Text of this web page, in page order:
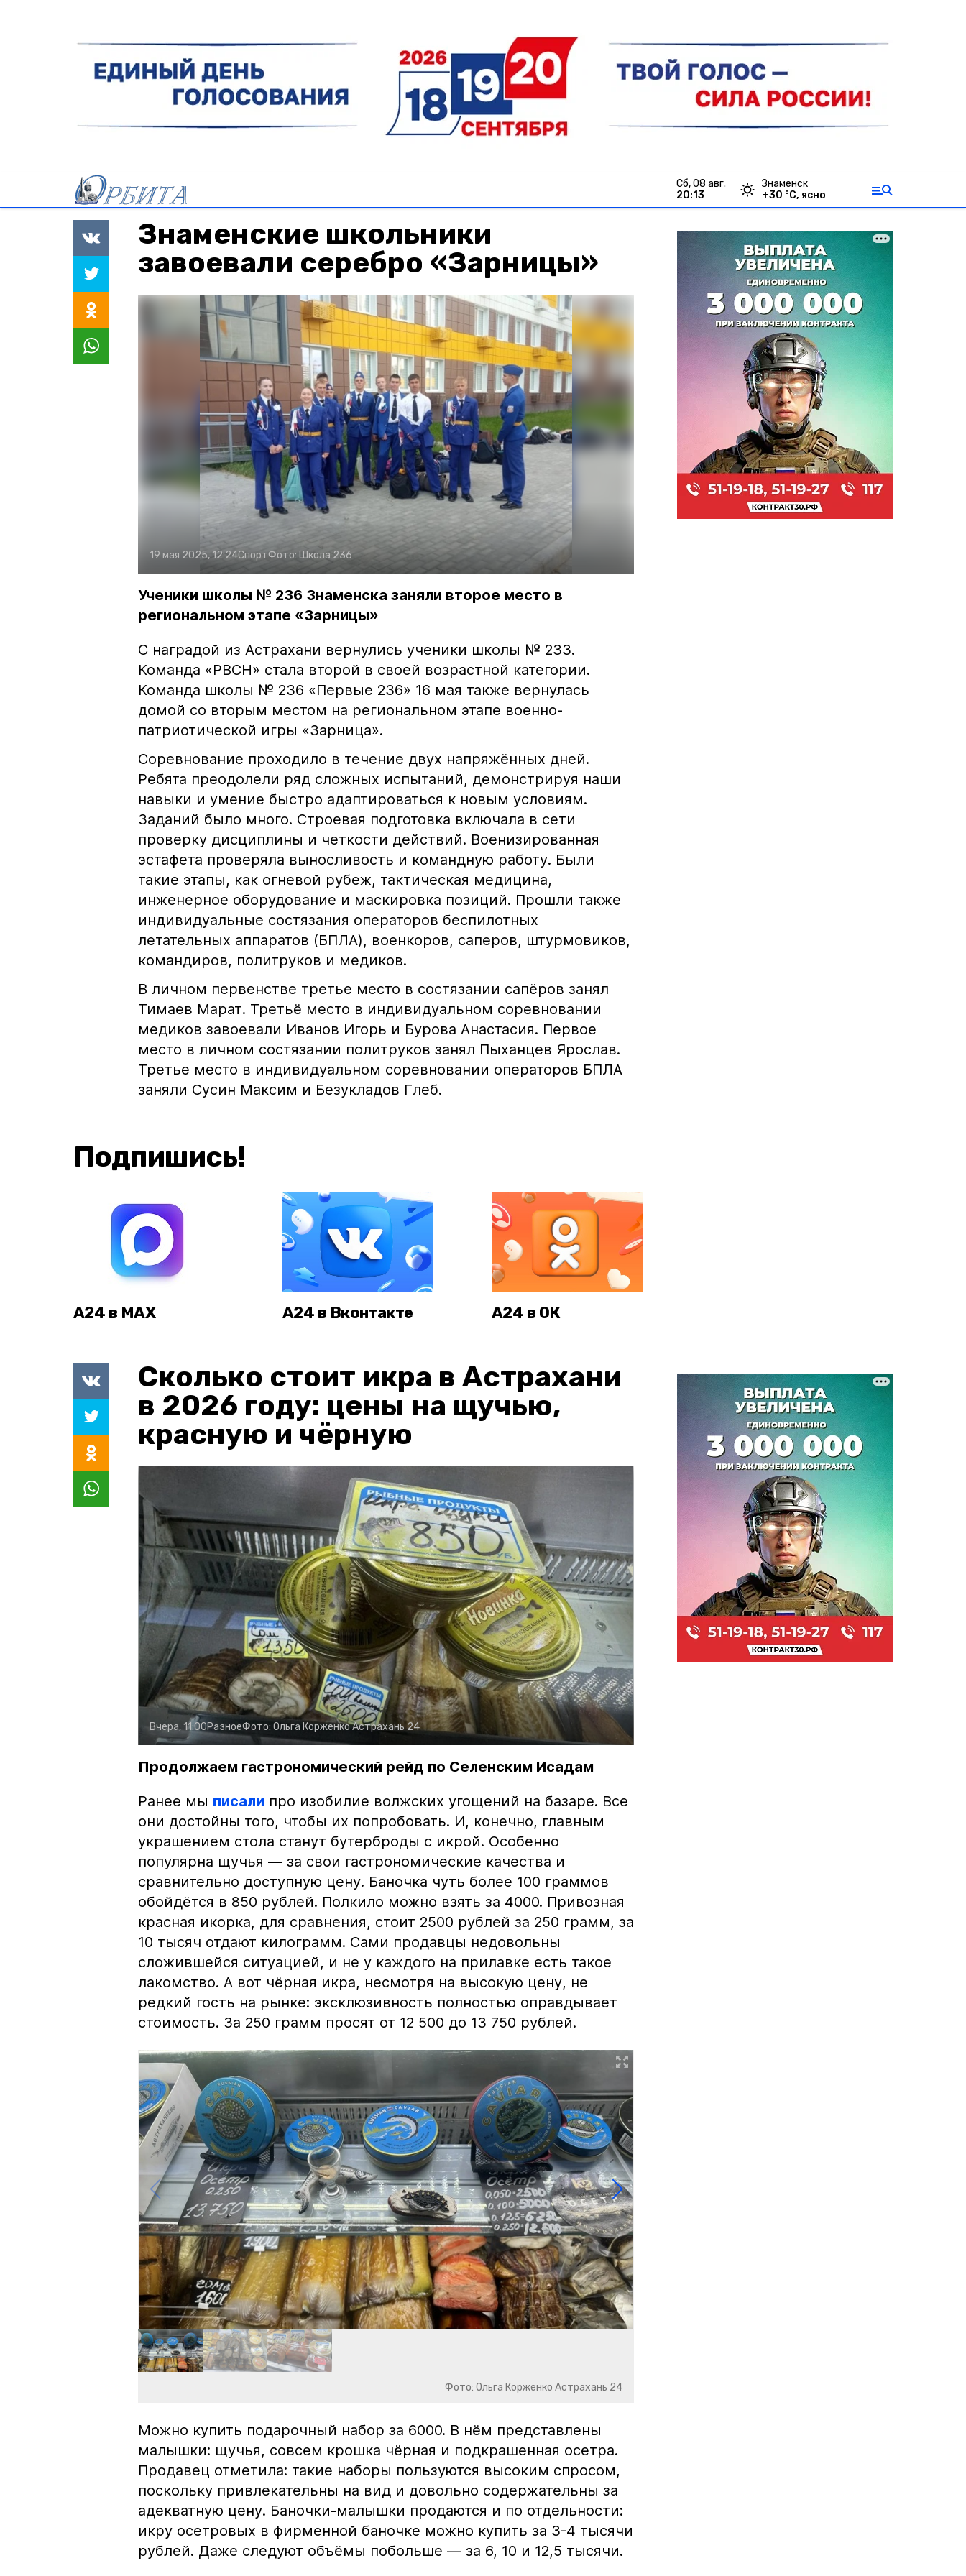
сб, 08 авг.
20:13
Знаменск
+30 °С, ясно
Знаменские школьники
завоевали серебро «Зарницы»
19 мая 2025, 12:24СпортФото: Школа 236
Ученики школы № 236 Знаменска заняли второе место в
региональном этапе «Зарницы»
С наградой из Астрахани вернулись ученики школы № 233.
Команда «РВСН» стала второй в своей возрастной категории.
Команда школы № 236 «Первые 236» 16 мая также вернулась
домой со вторым местом на региональном этапе военно-
патриотической игры «Зарница».
Соревнование проходило в течение двух напряжённых дней.
Ребята преодолели ряд сложных испытаний, демонстрируя наши
навыки и умение быстро адаптироваться к новым условиям.
Заданий было много. Строевая подготовка включала в сети
проверку дисциплины и четкости действий. Военизированная
эстафета проверяла выносливость и командную работу. Были
такие этапы, как огневой рубеж, тактическая медицина,
инженерное оборудование и маскировка позиций. Прошли также
индивидуальные состязания операторов беспилотных
летательных аппаратов (БПЛА), военкоров, саперов, штурмовиков,
командиров, политруков и медиков.
В личном первенстве третье место в состязании сапёров занял
Тимаев Марат. Третьё место в индивидуальном соревновании
медиков завоевали Иванов Игорь и Бурова Анастасия. Первое
место в личном состязании политруков занял Пыханцев Ярослав.
Третье место в индивидуальном соревновании операторов БПЛА
заняли Сусин Максим и Безукладов Глеб.
Подпишись!
А24 в MAX А24 в Вконтакте А24 в ОК
Сколько стоит икра в Астрахани
в 2026 году: цены на щучью,
красную и чёрную
Вчера, 11:00РазноеФото: Ольга КорженкоАстрахань 24
Продолжаем гастрономический рейд по Селенским Исадам
Ранее мы писали про изобилие волжских угощений на базаре. Все
они достойны того, чтобы их попробовать. И, конечно, главным
украшением стола станут бутерброды с икрой. Особенно
популярна щучья — за свои гастрономические качества и
сравнительно доступную цену. Баночка чуть более 100 граммов
обойдётся в 850 рублей. Полкило можно взять за 4000. Привозная
красная икорка, для сравнения, стоит 2500 рублей за 250 грамм, за
10 тысяч отдают килограмм. Сами продавцы недовольны
сложившейся ситуацией, и не у каждого на прилавке есть такое
лакомство. А вот чёрная икра, несмотря на высокую цену, не
редкий гость на рынке: эксклюзивность полностью оправдывает
стоимость. За 250 грамм просят от 12 500 до 13 750 рублей.
Фото: Ольга Корженко Астрахань 24
Можно купить подарочный набор за 6000. В нём представлены
малышки: щучья, совсем крошка чёрная и подкрашенная осетра.
Продавец отметила: такие наборы пользуются высоким спросом,
поскольку привлекательны на вид и довольно содержательны за
адекватную цену. Баночки-малышки продаются и по отдельности:
икру осетровых в фирменной баночке можно купить за 3-4 тысячи
рублей. Даже следуют объёмы побольше — за 6, 10 и 12,5 тысячи.